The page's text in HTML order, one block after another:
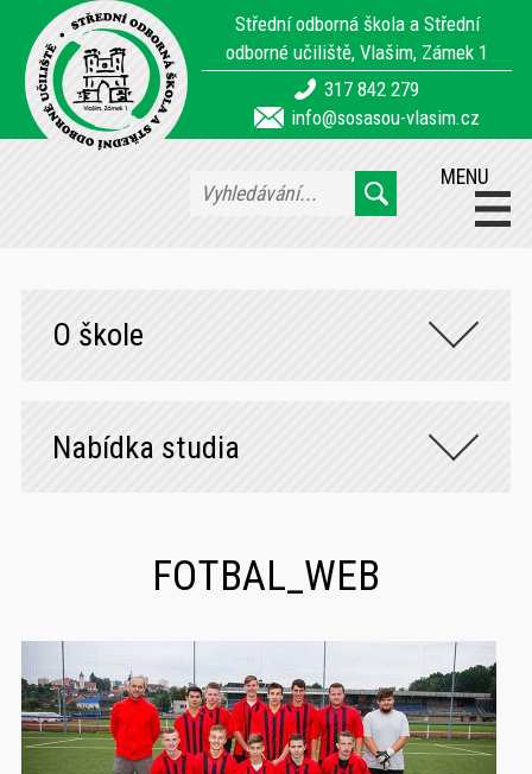
Střední odborná škola a Střední
odborné učiliště, Vlašim, Zámek 1
317 842 279
info@sosasou-vlasim.cz
MENU
O škole
Nabídka studia
FOTBAL_WEB